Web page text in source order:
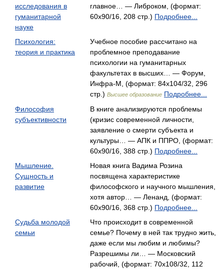
исследования в
гуманитарной
науке
главное… — Либроком, (формат:
60x90/16, 208 стр.) Подробнее...
Психология:
теория и практика
Учебное пособие рассчитано на
проблемное преподавание
психологии на гуманитарных
факультетах в высших… — Форум,
Инфра-М, (формат: 84x104/32, 296
стр.) Высшее образование Подробнее...
Философия
субъективности
В книге анализируются проблемы
(кризис современной личности,
заявление о смерти субъекта и
культуры… — АПК и ППРО, (формат:
60x90/16, 388 стр.) Подробнее...
Мышление.
Сущность и
развитие
Новая книга Вадима Розина
посвящена характеристике
философского и научного мышления,
хотя автор… — Ленанд, (формат:
60x90/16, 368 стр.) Подробнее...
Судьба молодой
семьи
Что происходит в современной
семье? Почему в ней так трудно жить,
даже если мы любим и любимы?
Разрешимы ли… — Московский
рабочий, (формат: 70x108/32, 112